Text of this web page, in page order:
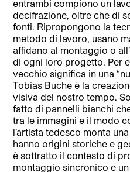
entrambi compiono un
decifrazione, oltre che di
fonti. Ripropongono la
metodo di lavoro, usano
affidano al montaggio o
di ogni loro progetto. Per
vecchio significa in una
Tobias Buche è la
visiva del nostro tempo.
fatto di pannelli bianchi
tra le immagini e il modo
l’artista tedesco monta
hanno origini storiche e
è sottratto il contesto di
montaggio sincronico e